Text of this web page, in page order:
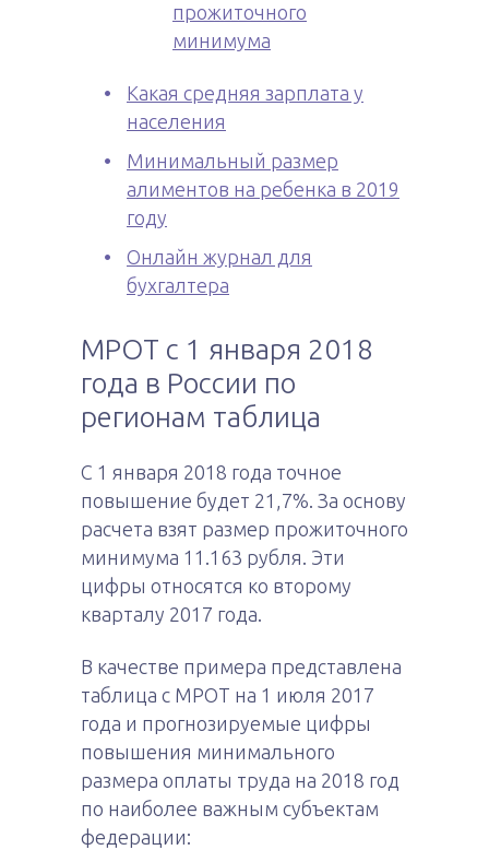
прожиточного
минимума
Какая средняя зарплата у
населения
Минимальный размер
алиментов на ребенка в 2019
году
Онлайн журнал для
бухгалтера
МРОТ с 1 января 2018
года в России по
регионам таблица
С 1 января 2018 года точное
повышение будет 21,7%. За основу
расчета взят размер прожиточного
минимума 11.163 рубля. Эти
цифры относятся ко второму
кварталу 2017 года.
В качестве примера представлена
таблица с МРОТ на 1 июля 2017
года и прогнозируемые цифры
повышения минимального
размера оплаты труда на 2018 год
по наиболее важным субъектам
федерации: